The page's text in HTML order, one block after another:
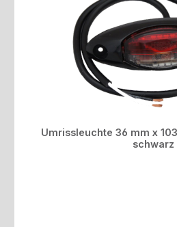
Umrissleuchte 36 mm x
schwarz